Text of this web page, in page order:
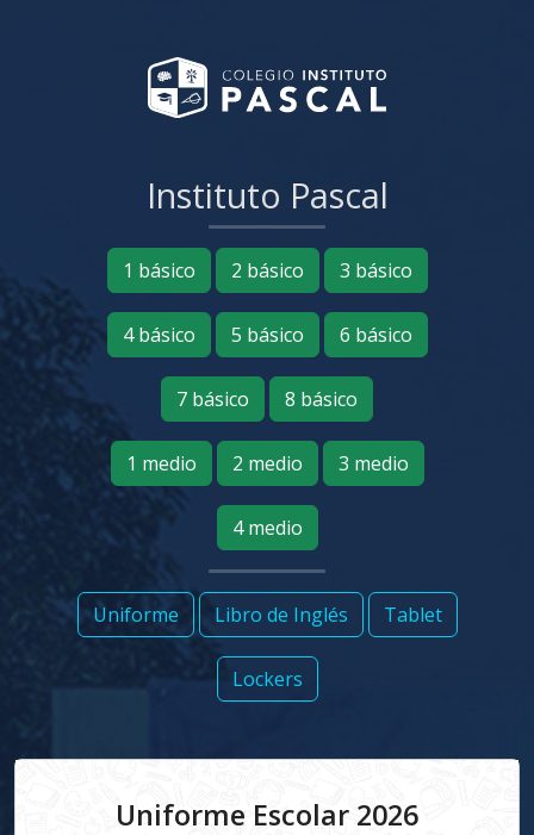
Instituto Pascal
1 básico 2 básico 3 básico
4 básico 5 básico 6 básico
7 básico 8 básico
1 medio 2 medio 3 medio
4 medio
Uniforme Libro de Inglés Tablet
Lockers
Uniforme Escolar 2026